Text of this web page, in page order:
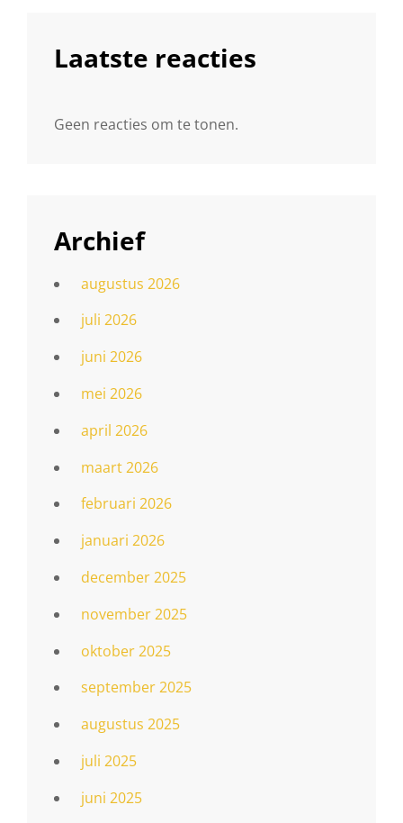
Laatste reacties
Geen reacties om te tonen.
Archief
augustus 2026
juli 2026
juni 2026
mei 2026
april 2026
maart 2026
februari 2026
januari 2026
december 2025
november 2025
oktober 2025
september 2025
augustus 2025
juli 2025
juni 2025